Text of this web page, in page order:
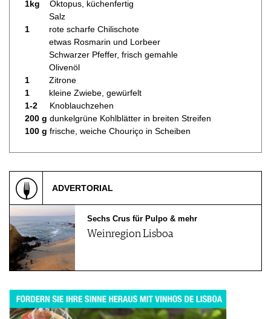
1kg Oktopus, küchenfertig
Salz
1 rote scharfe Chilischote
etwas Rosmarin und Lorbeer
Schwarzer Pfeffer, frisch gemahle
Olivenöl
1 Zitrone
1 kleine Zwiebe, gewürfelt
1-2
Knoblauchzehen
200 g dunkelgrüne Kohlblätter in breiten Streifen
100 g frische, weiche Chouriço in Scheiben
ADVERTORIAL
Sechs Crus für Pulpo & mehr
Weinregion Lisboa